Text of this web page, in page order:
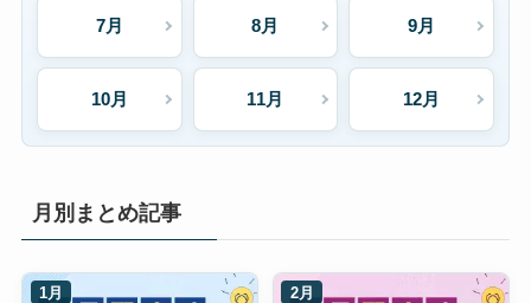
7月 8月 9月
10月 11月 12月
月別まとめ記事
1月 2月